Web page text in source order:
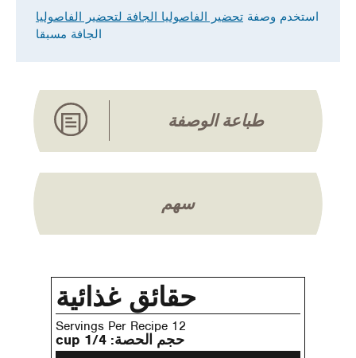
استخدم وصفة تحضير الفاصوليا الجافة لتحضير الفاصوليا
الجافة مسبقا
طباعة الوصفة
سهم
حقائق غذائية
12 Servings Per Recipe
حجم الحصة: 1/4 cup